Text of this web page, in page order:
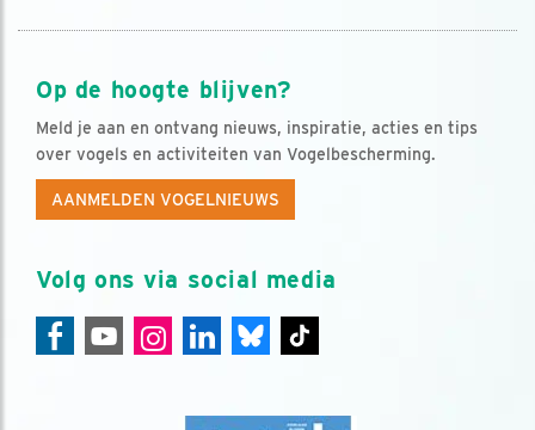
Op de hoogte blijven?
Meld je aan en ontvang nieuws, inspiratie, acties en tips
over vogels en activiteiten van Vogelbescherming.
AANMELDEN VOGELNIEUWS
Volg ons via social media